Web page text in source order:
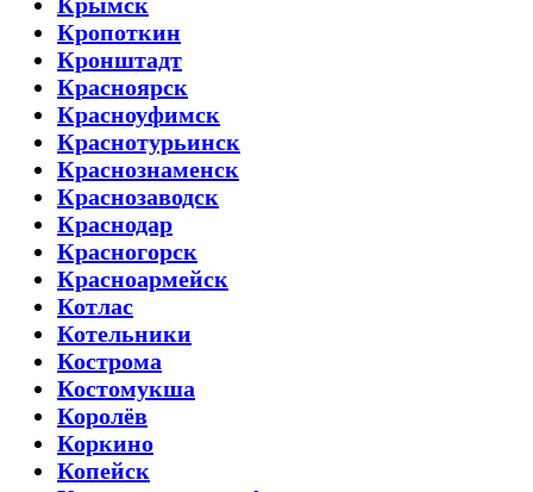
Кропоткин
Кронштадт
Красноярск
Красноуфимск
Краснотурьинск
Краснознаменск
Краснозаводск
Краснодар
Красногорск
Красноармейск
Котлас
Котельники
Кострома
Костомукша
Королёв
Коркино
Копейск